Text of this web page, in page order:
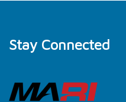
Stay Connected